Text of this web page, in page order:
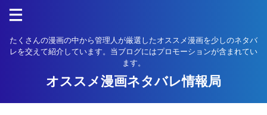
たくさんの漫画の中から管理人が厳選したオススメ漫画を少しのネタバ
レを交えて紹介しています。当ブログにはプロモーションが含まれてい
ます。
オススメ漫画ネタバレ情報局